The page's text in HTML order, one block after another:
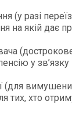
(у разі
на якій дає
у
(для
тих, хто